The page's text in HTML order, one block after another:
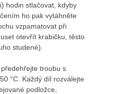
hodin stlačovat, kdyby
ho pak vytáhněte
vzpamatovat při
otevřít krabičku, těsto
studené).
troubu s
°C. Každý díl rozválejte
podložce,